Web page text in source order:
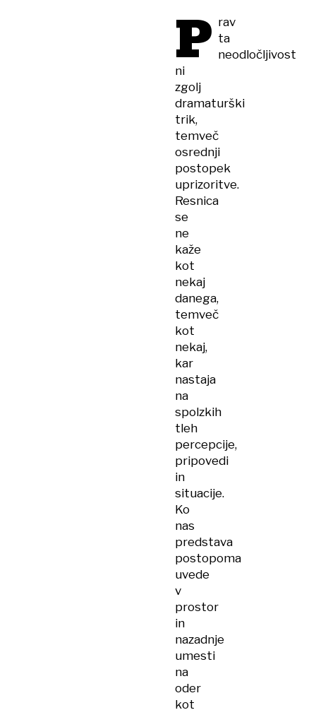
P rav
ta
neodločljivost
ni
zgolj
dramaturški
trik,
temveč
osrednji
postopek
uprizoritve.
Resnica
se
ne
kaže
kot
nekaj
danega,
temveč
kot
nekaj,
kar
nastaja
na
spolzkih
tleh
percepcije,
pripovedi
in
situacije.
Ko
nas
predstava
postopoma
uvede
v
prostor
in
nazadnje
umesti
na
oder
kot